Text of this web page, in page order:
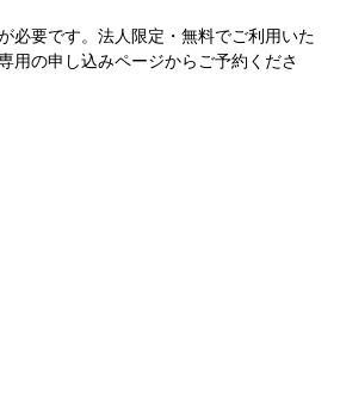
必要です。法人限定・無料でご利用いた
用の申し込みページからご予約くださ